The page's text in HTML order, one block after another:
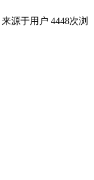
来源于用户 4448次浏